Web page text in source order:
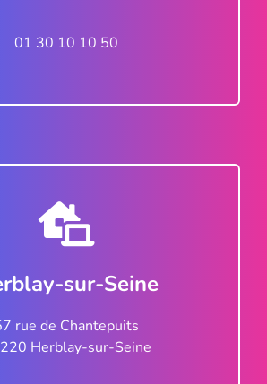
01 30 10 10 50
sur-Seine
rue de Chantepuits
Herblay-sur-Seine